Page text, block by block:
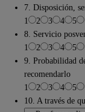
7. Disposición,
1
2 3 4
5
8. Servicio
1
2 3 4
5
9. Probabilidad
recomendarlo
1
2 3 4
5
10. A través de